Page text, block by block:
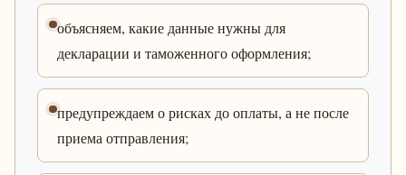
объясняем, какие данные нужны для
декларации и таможенного оформления;
предупреждаем о рисках до оплаты, а не после
приема отправления;